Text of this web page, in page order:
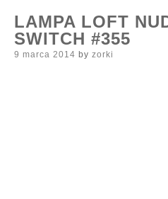
LAMPA LOFT
SWITCH #355
Posted
9 marca 2014 by zorki